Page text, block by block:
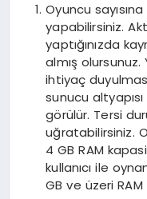
Oyuncu
yapabilirsiniz.
yaptığınızda
almış
ihtiyaç
sunucu altyapısı
görülür. Tersi
uğratabilirsiniz.
4 GB RAM
kullanıcı ile
GB ve üzeri